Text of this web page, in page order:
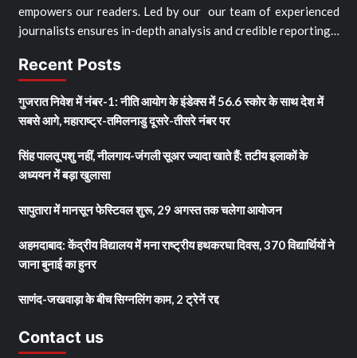
empowers our readers. Led by our our team of experienced
journalists ensures in-depth analysis and credible reporting…
Recent Posts
गुजरात निवेश में नंबर-1: नीति आयोग के इंडेक्स में 56.6 स्कोर के साथ देश में
सबसे आगे, महाराष्ट्र-तमिलनाडु दूसरे-तीसरे नंबर पर
सिंह पालतू पशु नहीं, नीलगाय-जंगली सूअर ज्यादा खाते हैं: तटीय इलाकों के
अध्ययन में बड़ा खुलासा
सापुतारा में मानसून फेस्टिवल शुरू, 29 अगस्त तक चलेगा आयोजन
अहमदाबाद: केंद्रीय विद्यालय में मना राष्ट्रीय हथकरघा दिवस, 370 विद्यार्थियों ने
जाना बुनाई का हुनर
साणंद-जखवाड़ा के बीच सिग्नलिंग काम, 2 ट्रेनें रद्द
Contact us